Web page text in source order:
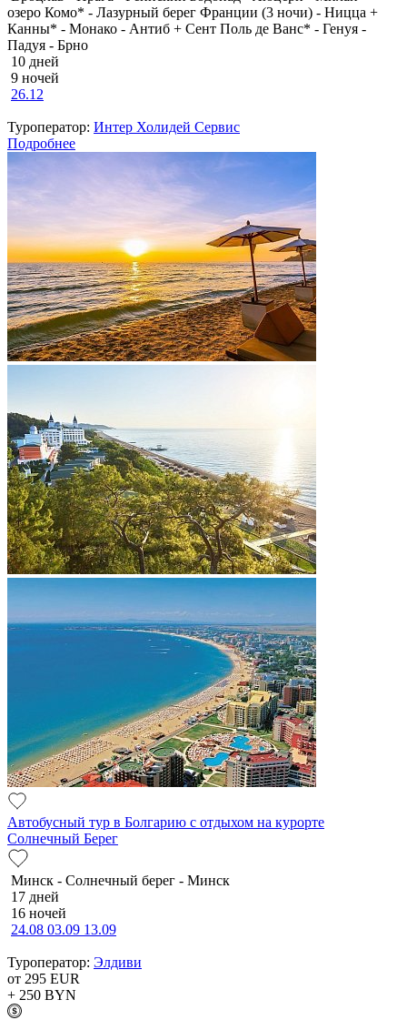
озеро Комо* - Лазурный берег Франции (3 ночи) - Ницца +
Канны* - Монако - Антиб + Сент Поль де Ванс* - Генуя -
Падуя - Брно
10 дней
9 ночей
26.12
Туроператор: Интер Холидей Сервис
Подробнее
Автобусный тур в Болгарию с отдыхом на курорте
Солнечный Берег
Минск - Солнечный берег - Минск
17 дней
16 ночей
24.08 03.09 13.09
Туроператор: Элдиви
от 295 EUR
+ 250 BYN